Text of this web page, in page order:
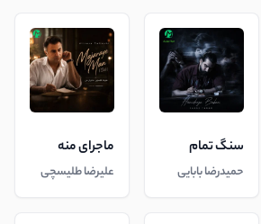
سنگ تمام
حمیدرضا بابایی
ماجرای منه
علیرضا طلیسچی